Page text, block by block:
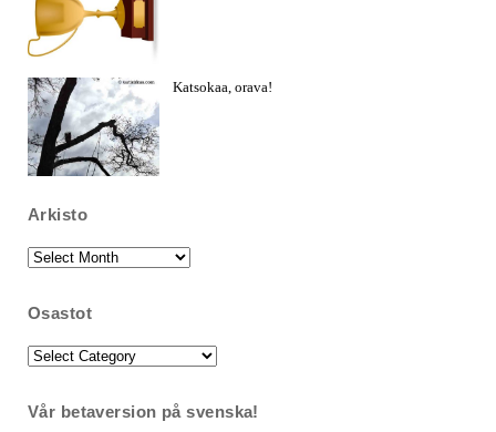
Katsokaa, orava!
Arkisto
Arkisto
Osastot
Osastot
Vår betaversion på svenska!